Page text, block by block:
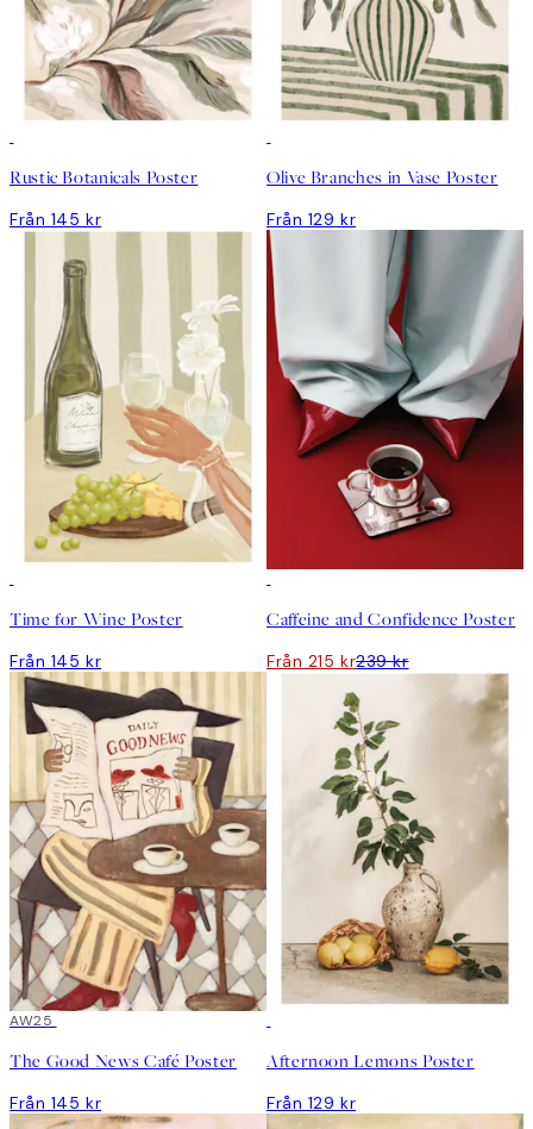
Rustic Botanicals Poster
Från 145 kr
Olive Branches in Vase Poster
Från 129 kr
Time for Wine Poster
Från 145 kr
Caffeine and Confidence Poster
Från 215 kr239 kr
AW25
The Good News Café Poster
Från 145 kr
Afternoon Lemons Poster
Från 129 kr